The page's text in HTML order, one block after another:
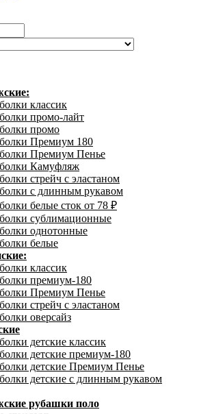
классик
промо-лайт
промо
Премиум 180
Премиум Пенье
Камуфляж
стрейч с эластаном
с длинным рукавом
белые сток от 78 ₽
сублимационные
однотонные
белые
классик
премиум-180
Премиум Пенье
стрейч с эластаном
оверсайз
детские классик
детские премиум-180
детские Премиум Пенье
детские с длинным рукавом
рубашки поло